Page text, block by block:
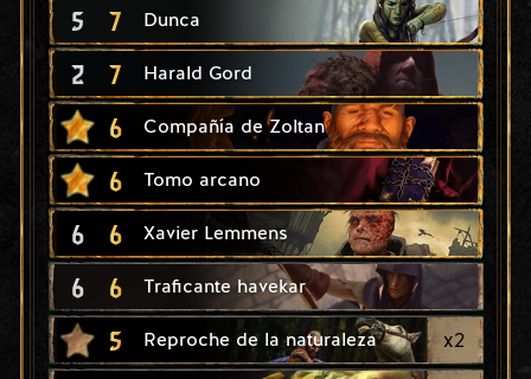
5 7 Dunca
2 7 Harald Gord
6 Compañía de Zoltan
6 Tomo arcano
6 6 Xavier Lemmens
6 6 Traficante havekar
5 Reproche de la naturaleza x2